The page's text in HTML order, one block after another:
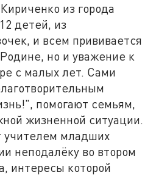
из города
детей, из
и всем прививается
но и уважение к
с малых лет. Сами
помогают семьям,
жизненной ситуации.
учителем младших
неподалёку во втором
интересы которой